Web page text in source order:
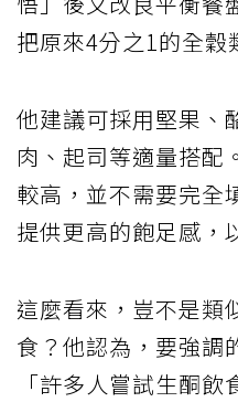
把原來4分之1的全穀
他建議可採用堅果、
肉、起司等適量搭配
較高，並不需要完全
提供更高的飽足感，
這麼看來，豈不是類
食？他認為，要強調
「許多人嘗試生酮